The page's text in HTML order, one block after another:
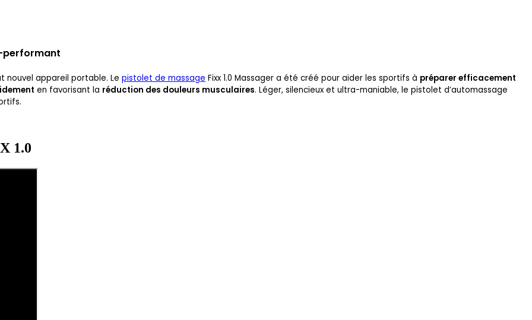
performant
nouvel appareil portable. Le pistolet de massage Fixx 1.0 Massager a été créé pour aider les sportifs à préparer efficacement
en favorisant la réduction des douleurs musculaires. Léger, silencieux et ultra-maniable, le pistolet d’automassage
1.0